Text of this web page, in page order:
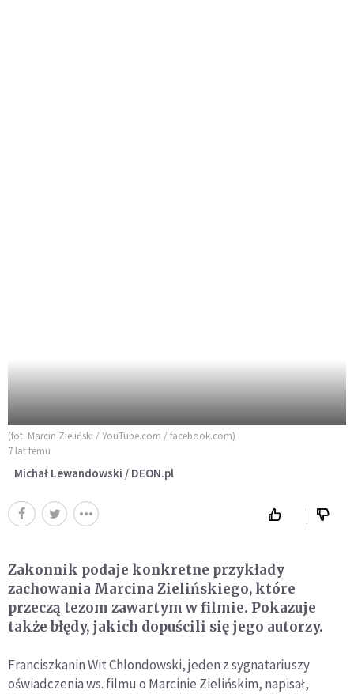
(fot. Marcin Zieliński / YouTube.com / facebook.com)
7 lat temu
Michał Lewandowski / DEON.pl
Zakonnik podaje konkretne przykłady
zachowania Marcina Zielińskiego, które
przeczą tezom zawartym w filmie. Pokazuje
także błędy, jakich dopuścili się jego autorzy.
Franciszkanin Wit Chlondowski, jeden z sygnatariuszy
oświadczenia ws. filmu o Marcinie Zielińskim, napisał,